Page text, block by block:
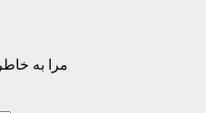
مرا به